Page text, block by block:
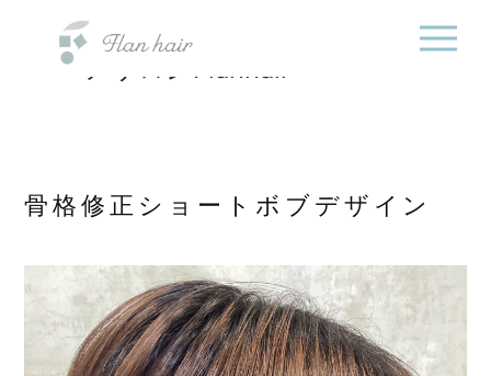
院・半個室オーガニック
ヘアサロンFlanhair
骨格修正ショートボブデザイン